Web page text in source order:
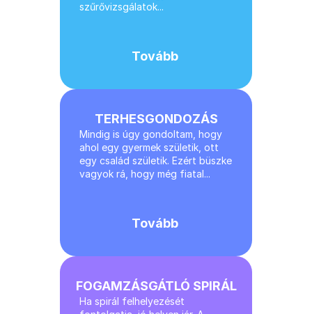
Terhesgondozás
szűrővizsgálatok...
Tovább
TERHESGONDOZÁS
Mindig is úgy gondoltam, hogy
ahol egy gyermek születik, ott
egy család születik. Ezért büszke
vagyok rá, hogy még fiatal...
Tovább
FOGAMZÁSGÁTLÓ SPIRÁL
Ha spirál felhelyezését